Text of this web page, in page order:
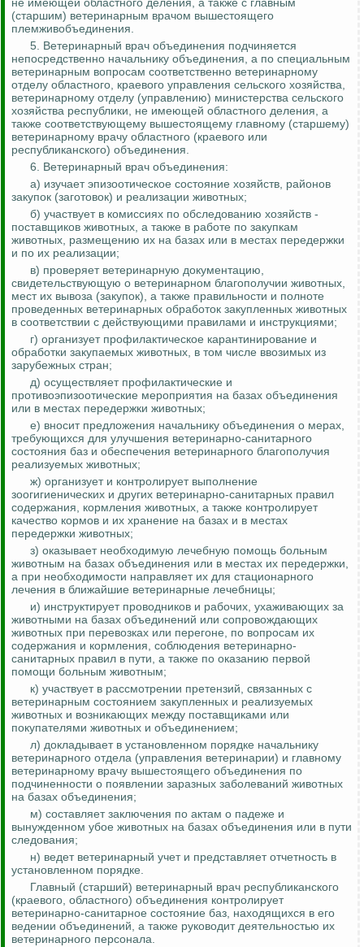
не имеющей областного деления, а также с главным
(старшим) ветеринарным врачом вышестоящего
племживобъединения.
5. Ветеринарный врач объединения подчиняется
непосредственно начальнику объединения, а по специальным
ветеринарным вопросам соответственно ветеринарному
отделу областного, краевого управления сельского хозяйства,
ветеринарному отделу (управлению) министерства сельского
хозяйства республики, не имеющей областного деления, а
также соответствующему вышестоящему главному (старшему)
ветеринарному врачу областного (краевого или
республиканского) объединения.
6. Ветеринарный врач объединения:
а) изучает эпизоотическое состояние хозяйств, районов
закупок (заготовок) и реализации животных;
б) участвует в комиссиях по обследованию хозяйств -
поставщиков животных, а также в работе по закупкам
животных, размещению их на базах или в местах передержки
и по их реализации;
в) проверяет ветеринарную документацию,
свидетельствующую о ветеринарном благополучии животных,
мест их вывоза (закупок), а также правильности и полноте
проведенных ветеринарных обработок закупленных животных
в соответствии с действующими правилами и инструкциями;
г) организует профилактическое карантинирование и
обработки закупаемых животных, в том числе ввозимых из
зарубежных стран;
д) осуществляет профилактические и
противоэпизоотические мероприятия на базах объединения
или в местах передержки животных;
е) вносит предложения начальнику объединения о мерах,
требующихся для улучшения ветеринарно-санитарного
состояния баз и обеспечения ветеринарного благополучия
реализуемых животных;
ж) организует и контролирует выполнение
зоогигиенических и других ветеринарно-санитарных правил
содержания, кормления животных, а также контролирует
качество кормов и их хранение на базах и в местах
передержки животных;
з) оказывает необходимую лечебную помощь больным
животным на базах объединения или в местах их передержки,
а при необходимости направляет их для стационарного
лечения в ближайшие ветеринарные лечебницы;
и) инструктирует проводников и рабочих, ухаживающих за
животными на базах объединений или сопровождающих
животных при перевозках или перегоне, по вопросам их
содержания и кормления, соблюдения ветеринарно-
санитарных правил в пути, а также по оказанию первой
помощи больным животным;
к) участвует в рассмотрении претензий, связанных с
ветеринарным состоянием закупленных и реализуемых
животных и возникающих между поставщиками или
покупателями животных и объединением;
л) докладывает в установленном порядке начальнику
ветеринарного отдела (управления ветеринарии) и главному
ветеринарному врачу вышестоящего объединения по
подчиненности о появлении заразных заболеваний животных
на базах объединения;
м) составляет заключения по актам о падеже и
вынужденном убое животных на базах объединения или в пути
следования;
н) ведет ветеринарный учет и представляет отчетность в
установленном порядке.
Главный (старший) ветеринарный врач республиканского
(краевого, областного) объединения контролирует
ветеринарно-санитарное состояние баз, находящихся в его
ведении объединений, а также руководит деятельностью их
ветеринарного персонала.